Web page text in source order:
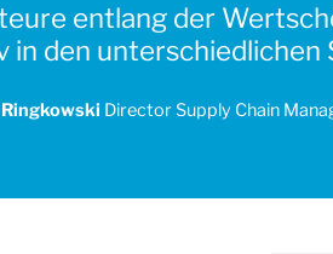
entlang der
in den unterschiedlichen
Director Supply Chain